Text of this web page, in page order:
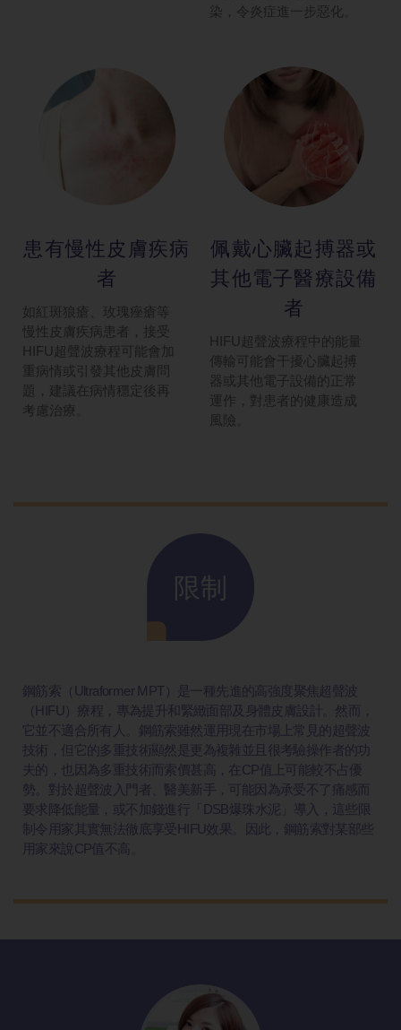
染，令炎症進一步惡化。
患有慢性皮膚疾病
者
如紅斑狼瘡、玫瑰痤瘡等
慢性皮膚疾病患者，接受
HIFU超聲波療程可能會加
重病情或引發其他皮膚問
題，建議在病情穩定後再
考慮治療。
佩戴心臟起搏器或
其他電子醫療設備
者
HIFU超聲波療程中的能量
傳輸可能會干擾心臟起搏
器或其他電子設備的正常
運作，對患者的健康造成
風險。
限制
鋼筋索（Ultraformer MPT）是一種先進的高強度聚焦超聲波
（HIFU）療程，專為提升和緊緻面部及身體皮膚設計。然而，
它並不適合所有人。鋼筋索雖然運用現在市場上常見的超聲波
技術，但它的多重技術顯然是更為複雜並且很考驗操作者的功
夫的，也因為多重技術而索價甚高，在CP值上可能較不占優
勢。對於超聲波入門者、醫美新手，可能因為承受不了痛感而
要求降低能量，或不加錢進行「DSB爆珠水泥」導入，這些限
制令用家其實無法徹底享受HIFU效果。因此，鋼筋索對某部些
用家來說CP值不高。